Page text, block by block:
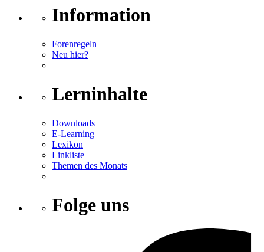
Information
Forenregeln
Neu hier?
Lerninhalte
Downloads
E-Learning
Lexikon
Linkliste
Themen des Monats
Folge uns